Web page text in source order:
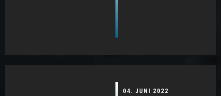
04. JUNI 2022